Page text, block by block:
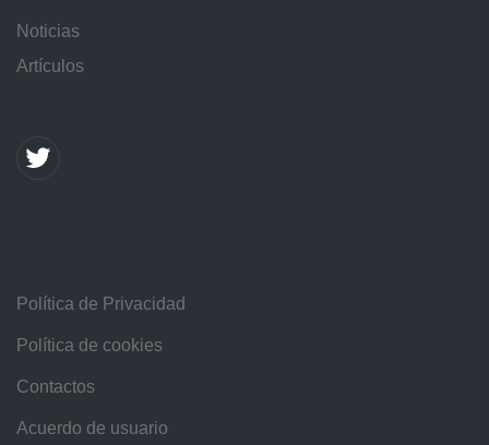
Noticias
Artículos
Política de Privacidad
Política de cookies
Contactos
Acuerdo de usuario